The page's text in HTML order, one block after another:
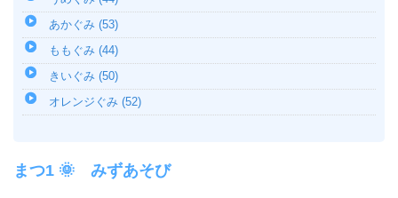
あかぐみ (53)
ももぐみ (44)
きいぐみ (50)
オレンジぐみ (52)
まつ1 🌞 みずあそび